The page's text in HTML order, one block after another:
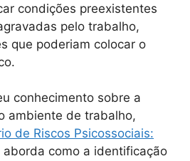
condições preexistentes
pelo trabalho,
que poderiam colocar o
conhecimento sobre a
ambiente de trabalho,
de Riscos Psicossociais:
aborda como a identificação